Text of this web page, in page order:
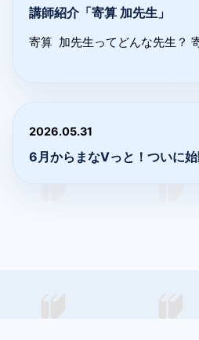
講師紹介「寄算 加先生」
寄算 加先生ってどんな先生？
2026.05.31
6月からまなVっと！ついに始